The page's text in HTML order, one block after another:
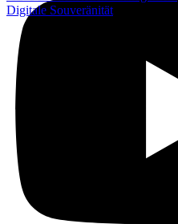
Digitale Souveränität